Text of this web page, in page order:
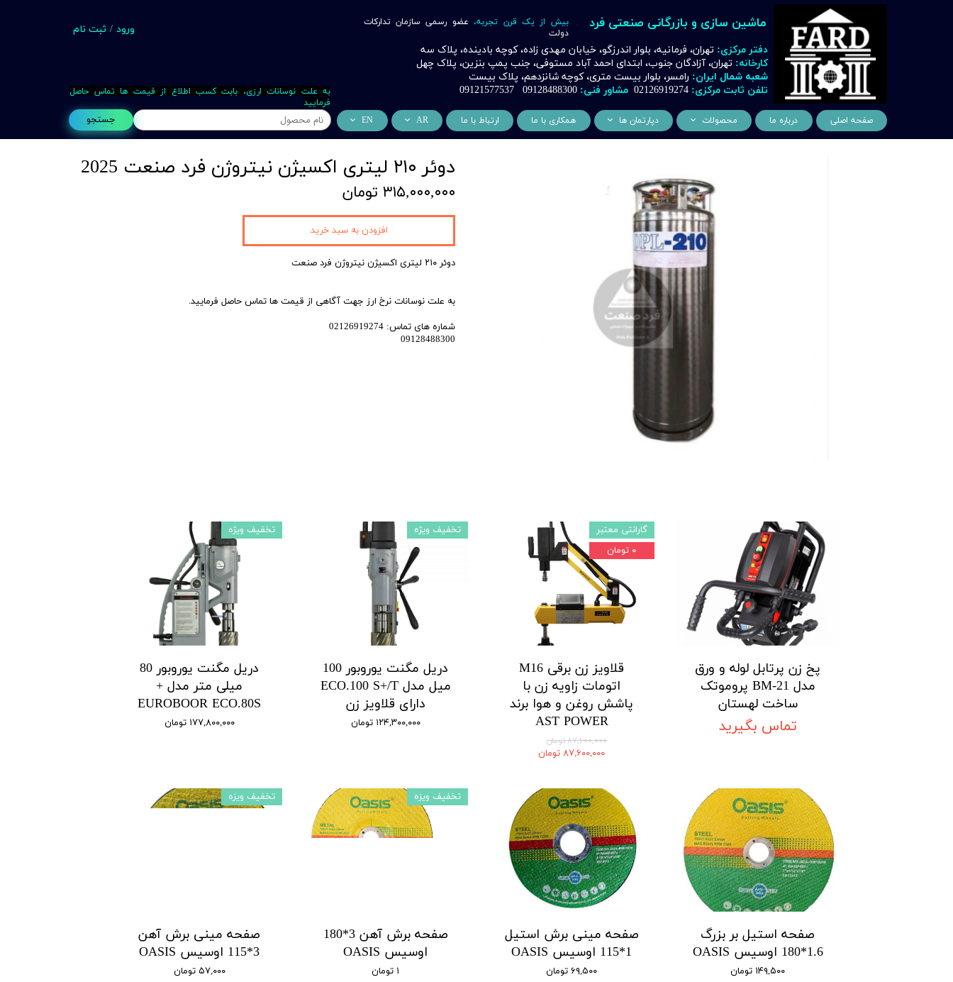
جستجو
دفتر مرکزی: تهران، فرمانیه، بلوار اندرزگو، خیابان مهدی زاده، کوچه بادینده، پلاک سه
کارخانه: تهران، آزادگان جنوب، ابتدای احمد آباد مستوفی، جنب پمپ بنزین، پلاک چهل
شعبه شمال ایران: رامسر، بلوار بیست متری، کوچه شانزدهم، پلاک بیست
تلفن ثابت مرکزی: 02126919274 مشاور فنی:
ماشین سازی و بازرگانی صنعتی فرد بیش از یک قرن تجربه، عضو رسمی سازمان تدارکات
دولت
ورود / ثبت نام
سفارشات
خروج از حساب کاربری
صفحه اصلی درباره ما محصولات
ماشین آلات و تجهیزات تراشکاری
ماشین آلات و تجهیزات برشکاری
ماشین آلات و تجهیزات جوشکاری
ماشین آلات و تجهیزات پاشش
ماشین آلات و تجهیزات چوب
ماشین آلات و تجهیزات بتن
ماشین آلات و تجهیزات پرسکاری
شیمی ساختمان
دپارتمان ها
نیروگاه خورشیدی فرد
اتوماسیون صنعتی IoT فرد
همکاری با ما ارتباط با ما AR
التعاون التجاري
EN
Business Cooperation
به علت نوسانات ارزی، بابت کسب اطلاع از قیمت ها تماس حاصل
فرمایید
دوئر ۲۱۰ لیتری اکسیژن نیتروژن فرد صنعت 2025
۳۱۵,۰۰۰,۰۰۰ تومان
دوئر ۲۱۰ لیتری اکسیژن نیتروژن فرد صنعت
به علت نوسانات نرخ ارز جهت آگاهی از قیمت ها تماس حاصل فرمایید.
شماره های تماس: 02126919274
09128488300
افزودن به سبد خرید
پخ زن پرتابل لوله و ورق
مدل BM-21 پروموتک
ساخت لهستان
تماس بگیرید
قلاویز زن برقی M16
اتومات زاویه زن با
پاشش روغن و هوا برند
AST POWER
۸۷,۶۰۰,۰۰۰ تومان
۸۷,۶۰۰,۰۰۰ تومان
گارانتی معتبر
۰ تومان
دریل مگنت یوروبور 100
میل مدل ECO.100 S+/T
دارای قلاویز زن
۱۲۴,۳۰۰,۰۰۰ تومان
تخفیف ویژه
دریل مگنت یوروبور 80
میلی متر مدل +
EUROBOOR ECO.80S
۱۷۷,۸۰۰,۰۰۰ تومان
تخفیف ویژه
صفحه استیل بر بزرگ
1.6*180 اوسیس OASIS
۱۴۹,۵۰۰ تومان
صفحه مینی برش استیل
1*115 اوسیس OASIS
۶۹,۵۰۰ تومان
صفحه برش آهن 3*180
اوسیس OASIS
۱ تومان
تخفیف ویزه
صفحه مینی برش آهن
3*115 اوسیس OASIS
۵۷,۰۰۰ تومان
تخفیف ویزه